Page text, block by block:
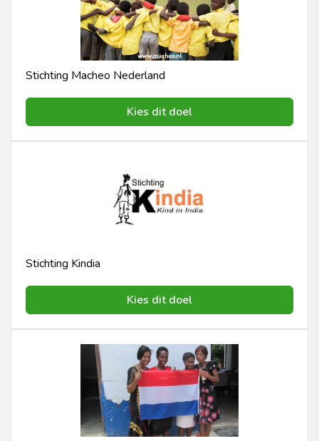
Stichting Macheo Nederland
Kies dit doel
Stichting Kindia
Kies dit doel